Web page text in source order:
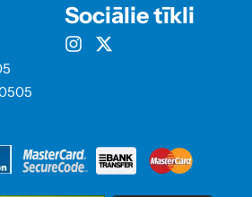
Sociālie tīkli